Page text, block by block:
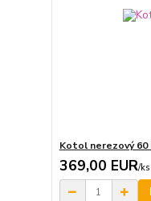
Kotol nerezový 60
369,00 EUR/ks